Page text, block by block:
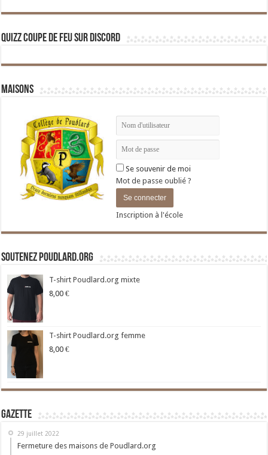
Quizz Coupe de Feu sur Discord
Maisons
Se souvenir de moi
Mot de passe oublié ?
Inscription à l'école
Soutenez Poudlard.org
T-shirt Poudlard.org mixte
8,00 €
T-shirt Poudlard.org femme
8,00 €
Gazette
29 juillet 2022
Fermeture des maisons de Poudlard.org